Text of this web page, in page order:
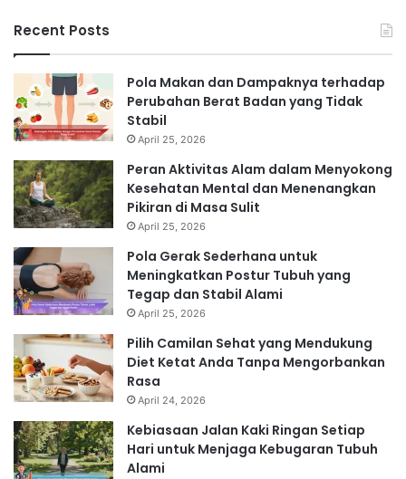
Recent Posts
Pola Makan dan Dampaknya terhadap
Perubahan Berat Badan yang Tidak
Stabil
April 25, 2026
Peran Aktivitas Alam dalam Menyokong
Kesehatan Mental dan Menenangkan
Pikiran di Masa Sulit
April 25, 2026
Pola Gerak Sederhana untuk
Meningkatkan Postur Tubuh yang
Tegap dan Stabil Alami
April 25, 2026
Pilih Camilan Sehat yang Mendukung
Diet Ketat Anda Tanpa Mengorbankan
Rasa
April 24, 2026
Kebiasaan Jalan Kaki Ringan Setiap
Hari untuk Menjaga Kebugaran Tubuh
Alami